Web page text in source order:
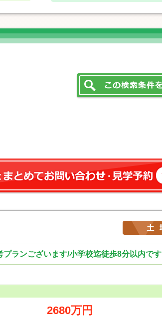
ランございます/小学校迄徒歩8分以内です
2680万円